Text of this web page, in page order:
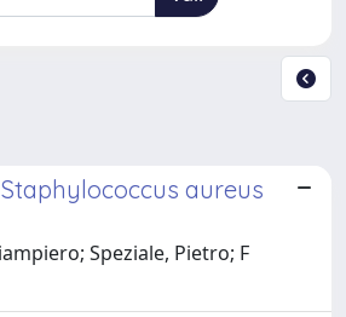
aureus
Speziale, Pietro; F